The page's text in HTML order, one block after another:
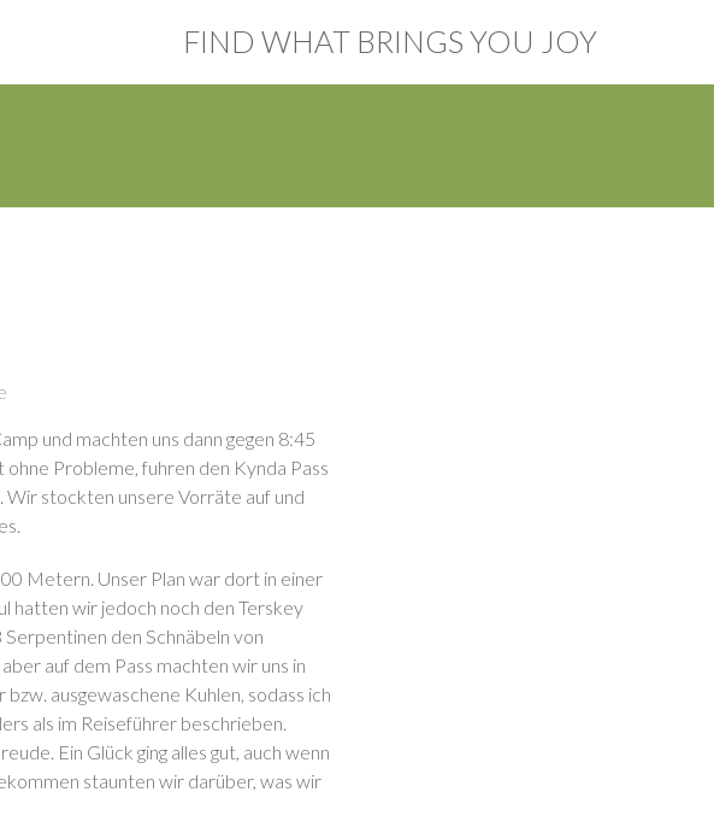
FIND WHAT BRINGS YOU JOY
und machten uns dann gegen 8:45
Probleme, fuhren den Kynda Pass
Wir stockten unsere Vorräte auf und
Metern. Unser Plan war dort in einer
hatten wir jedoch noch den Terskey
Serpentinen den Schnäbeln von
auf dem Pass machten wir uns in
ausgewaschene Kuhlen, sodass ich
als im Reiseführer beschrieben.
Ein Glück ging alles gut, auch wenn
staunten wir darüber, was wir